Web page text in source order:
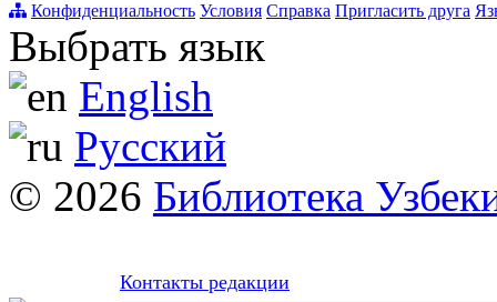
Конфиденциальность Условия Справка Пригласить друга
Выбрать язык
English
Русский
© 2026 Библиотека
Контакты редакции